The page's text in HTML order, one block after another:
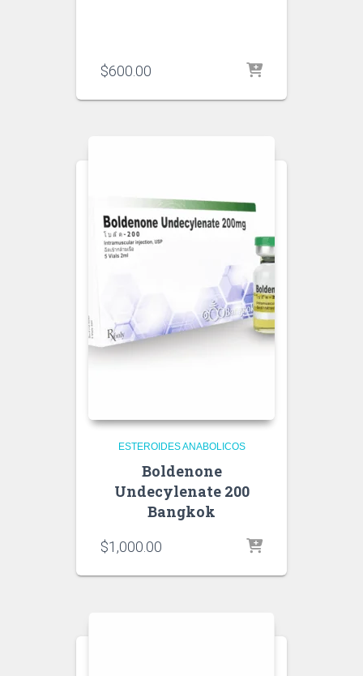
$600.00
ESTEROIDES ANABOLICOS
Boldenone
Undecylenate 200
Bangkok
$1,000.00